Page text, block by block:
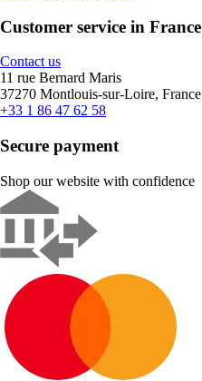
Customer service in France
Contact us
11 rue Bernard Maris
37270 Montlouis-sur-Loire, France
+33 1 86 47 62 58
Secure payment
Shop our website with confidence